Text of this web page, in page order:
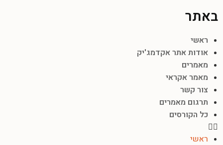
באתר
ראשי
אודות אתר אקדמג'יק
מאמרים
מאמר אקראי
צור קשר
תרגום מאמרים
כל הקורסים
ראשי